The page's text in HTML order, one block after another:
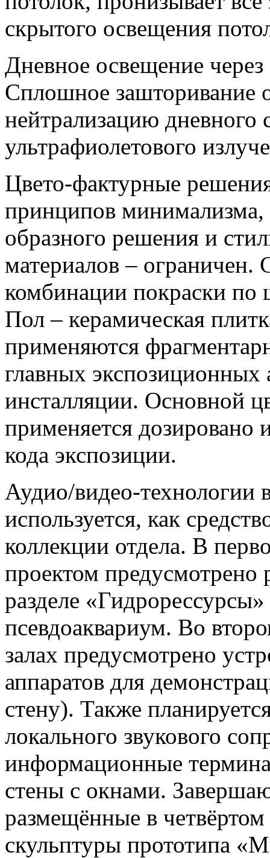
скрытого освещения
Дневное освещение
Сплошное зашторивание
нейтрализацию дневного
ультрафиолетового
Цвето-фактурные
принципов минимализма,
образного решения и
материалов –
комбинации покраски по
Пол – керамическая
применяются
главных экспозиционных
инсталляции. Основной
применяется дозировано
кода экспозиции.
Аудио/видео-технологии
используется, как
коллекции отдела. В
проектом
разделе
псевдоаквариум. Во
залах предусмотрено
аппаратов для
стену). Также
локального звукового
информационные
стены с окнами.
размещённые в
скульптуры прототипа